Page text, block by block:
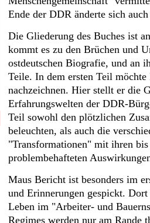
Ende der DDR änderte sich
Die Gliederung des Buches ist
kommt es zu den Brüchen und
ostdeutschen Biografie, und an
Teile. In dem ersten Teil
nachzeichnen. Hier stellt er die
Erfahrungswelten der DDR-
Teil sowohl den plötzlichen
beleuchten, als auch die
"Transformationen" mit ihren
problembehafteten
Maus Bericht ist besonders im
und Erinnerungen gespickt.
Leben im "Arbeiter- und
Regimes werden nur am Rande